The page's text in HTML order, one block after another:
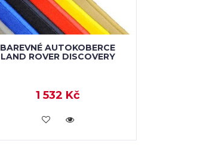
BAREVNÉ AUTOKOBERCE
LAND ROVER DISCOVERY
1 532 Kč
KOUPIT